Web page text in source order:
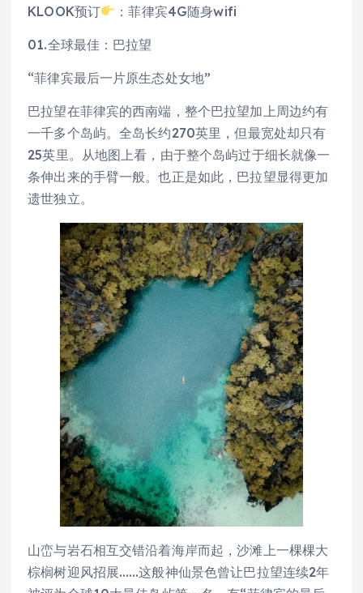
KLOOK预订 ：菲律宾4G随身wifi‍
01.全球最佳：巴拉望
“菲律宾最后一片原生态处女地”
巴拉望在菲律宾的西南端，整个巴拉望加上周边约有
一千多个岛屿。全岛长约270英里，但最宽处却只有
25英里。从地图上看，由于整个岛屿过于细长就像一
条伸出来的手臂一般。也正是如此，巴拉望显得更加
遗世独立。
山峦与岩石相互交错沿着海岸而起，沙滩上一棵棵大
棕榈树迎风招展……这般神仙景色曾让巴拉望连续2年